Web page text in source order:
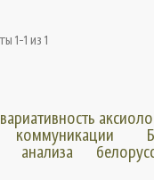
1-1 из 1
анализа